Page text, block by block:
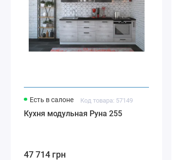
Есть в салоне Код товара: 57149
Кухня модульная Руна 255
47 714 грн